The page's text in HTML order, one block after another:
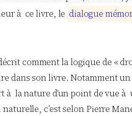
à ce livre, le dialogue mémo
comment la logique de «
dans son livre. Notamment
à la nature d’un point de vue à
c’est selon Pierre